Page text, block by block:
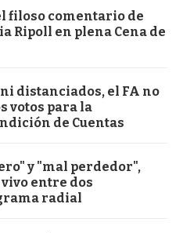
filoso comentario de
Ripoll en plena Cena de
distanciados, el FA no
votos para la
de Cuentas
y "mal perdedor",
entre dos
radial